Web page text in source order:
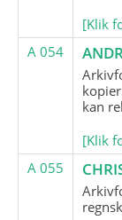
[Klik
A 054
kan
[Klik
A 055